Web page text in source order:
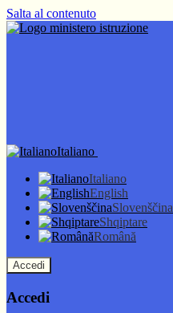
Salta al contenuto
Italiano
Italiano
English
Slovenščina
Shqiptare
Română
Accedi
Accedi